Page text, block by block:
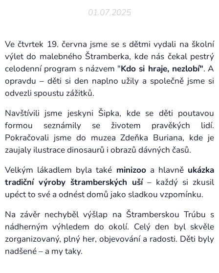
01.07.2025
Ve čtvrtek 19. června jsme se s dětmi vydali na školní
výlet do malebného Štramberka, kde nás čekal pestrý
celodenní program s názvem "Kdo si hraje, nezlobí". A
opravdu – děti si den naplno užily a společně jsme si
odvezli spoustu zážitků.
Navštívili jsme jeskyni Šipka, kde se děti poutavou
formou seznámily se životem pravěkých lidí.
Pokračovali jsme do muzea Zdeňka Buriana, kde je
zaujaly ilustrace dinosaurů i obrazů dávných časů.
Velkým lákadlem byla také minizooa hlavně ukázka
tradiční výroby štramberských uší– každý si zkusil
upéct to své a odnést domů jako sladkou vzpomínku.
Na závěr nechyběl výšlap na Štramberskou Trúbu s
nádherným výhledem do okolí. Celý den byl skvěle
zorganizovaný, plný her, objevování a radosti. Děti byly
nadšené – a my taky.